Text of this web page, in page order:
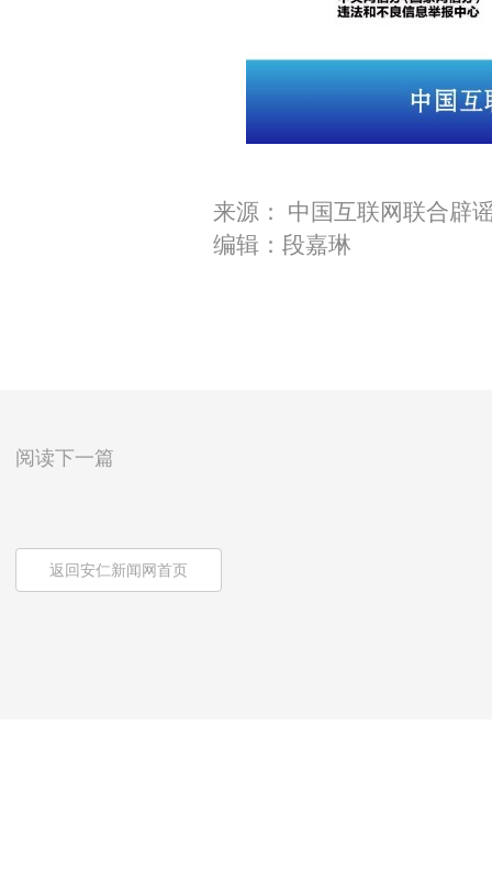
来源： 中国互联网联合辟
编辑：段嘉琳
阅读下一篇
返回安仁新闻网首页